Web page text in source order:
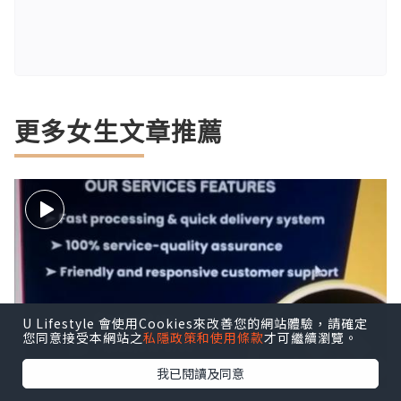
更多女生文章推薦
U Lifestyle 會使用Cookies來改善您的網站體驗，請確定
您同意接受本網站之私隱政策和使用條款才可繼續瀏覽。
我已閱讀及同意